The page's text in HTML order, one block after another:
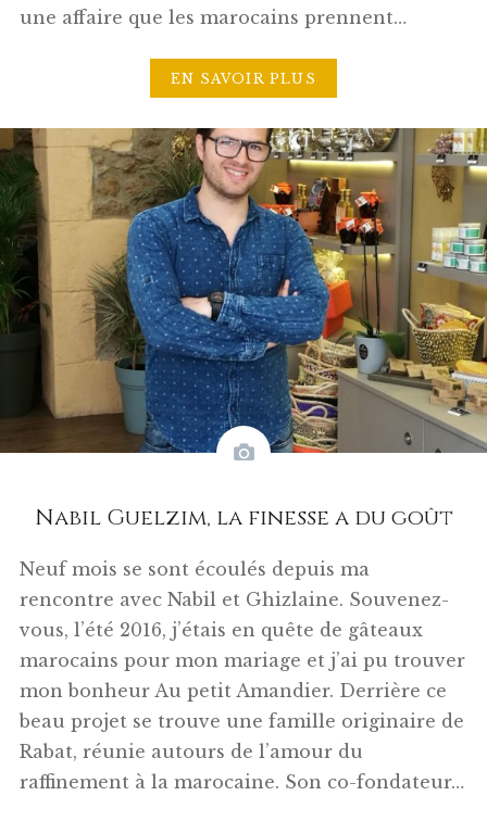
une affaire que les marocains prennent…
EN SAVOIR PLUS
Nabil Guelzim, la finesse a du goût
Neuf mois se sont écoulés depuis ma
rencontre avec Nabil et Ghizlaine. Souvenez-
vous, l’été 2016, j’étais en quête de gâteaux
marocains pour mon mariage et j’ai pu trouver
mon bonheur Au petit Amandier. Derrière ce
beau projet se trouve une famille originaire de
Rabat, réunie autours de l’amour du
raffinement à la marocaine. Son co-fondateur…